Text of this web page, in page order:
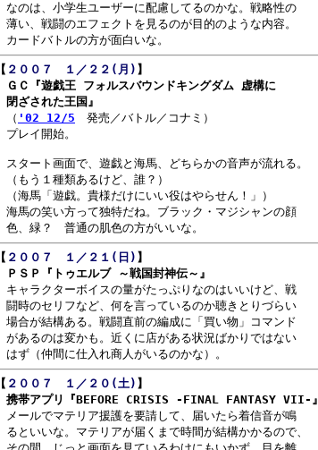
なのは、小学生ユーザーに配慮してるのかな。戦略性の
薄い、戦闘のエフェクトを見るのが目的のような内容。
【 ２００７　１／２２(月) 】
ＧＣ『遊戯王 フォルスバウンドキングダム 虚構に
閉ざされた王国』
（ '02 12/5 発売／バトル／コナミ）
プレイ開始。
スタート画面で、遊戯と海馬、どちらかの音声が流れる。
（もう１種類あるけど、誰？）
（海馬「遊戯。貴様だけにいい役はやらせん！」）
海馬の笑い方って独特だね。ブラック・マジシャンの顔
【 ２００７　１／２１(日) 】
ＰＳＰ『トゥエルブ ～戦国封神伝～』
キャラクターボイスの量がたっぷりなのはいいけど、戦
闘時のセリフなど、何を言っているのか聴きとりづらい
場合が結構ある。戦闘直前の編成に「買い物」コマンド
があるのは変かも。近くに店がある状況ばかりではない
【 ２００７　１／２０(土) 】
携帯アプリ『BEFORE CRISIS -FINAL FANTASY VII-』
メールでマテリア援護を要請して、届いたら着信音が鳴
るといいな。マテリアが届くまで時間が結構かかるので、